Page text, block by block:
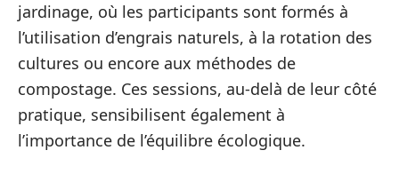
jardinage, où les participants sont formés à
l’utilisation d’engrais naturels, à la rotation des
cultures ou encore aux méthodes de
compostage. Ces sessions, au-delà de leur côté
pratique, sensibilisent également à
l’importance de l’équilibre écologique.